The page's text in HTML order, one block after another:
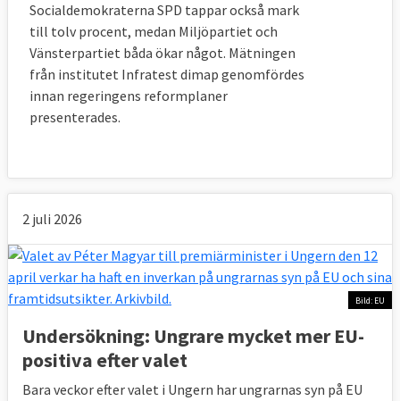
Socialdemokraterna SPD tappar också mark
till tolv procent, medan Miljöpartiet och
Vänsterpartiet båda ökar något. Mätningen
från institutet Infratest dimap genomfördes
innan regeringens reformplaner
presenterades.
2 juli 2026
Bild: EU
Undersökning: Ungrare mycket mer EU-
positiva efter valet
Bara veckor efter valet i Ungern har ungrarnas syn på EU